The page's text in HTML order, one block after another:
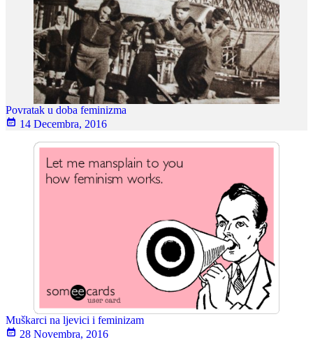
Povratak u doba feminizma
14 Decembra, 2016
Muškarci na ljevici i feminizam
28 Novembra, 2016